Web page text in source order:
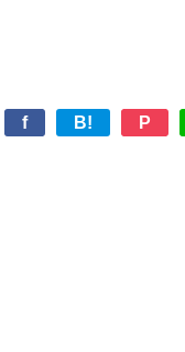
f B! P